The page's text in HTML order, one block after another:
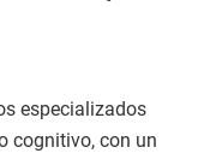
especializados
cognitivo, con un